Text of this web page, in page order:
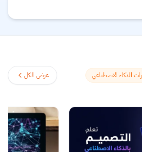
كالمحاسبة وتحليل البيانات
الذكاء الاصطناعي عرض الكل